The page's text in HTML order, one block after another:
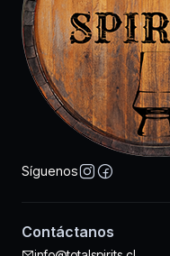
Síguenos
Contáctanos